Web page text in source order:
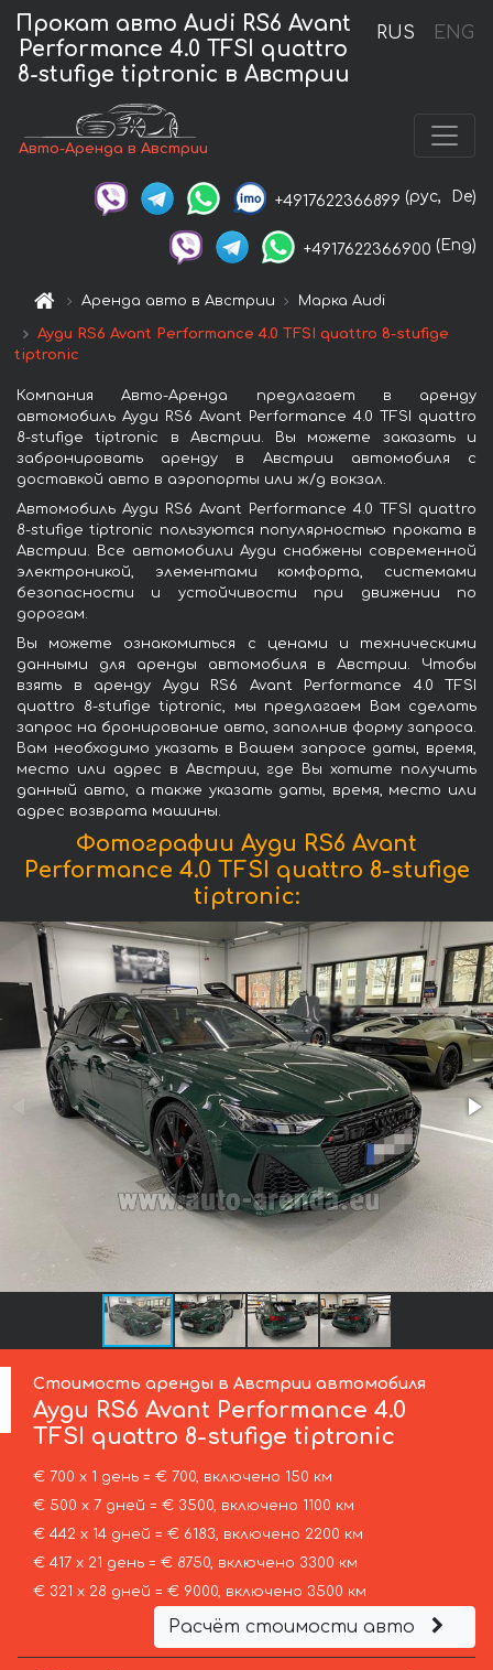
RUS ENG
Прокат авто Audi RS6 Avant
Performance 4.0 TFSI quattro
8-stufige tiptronic в Австрии
Авто-Аренда в Австрии
+4917622366899 (рус, De)
+4917622366900 (Eng)
Аренда авто в Австрии Марка Audi
Ауди RS6 Avant Performance 4.0 TFSI quattro 8-stufige
tiptronic
Компания Авто-Аренда предлагает в аренду
автомобиль Ауди RS6 Avant Performance 4.0 TFSI quattro
8-stufige tiptronic в Австрии. Вы можете заказать и
забронировать аренду в Австрии автомобиля с
доставкой авто в аэропорты или ж/д вокзал.
Автомобиль Ауди RS6 Avant Performance 4.0 TFSI quattro
8-stufige tiptronic пользуются популярностью проката в
Австрии. Все автомобили Ауди снабжены современной
электроникой, элементами комфорта, системами
безопасности и устойчивости при движении по
дорогам.
Вы можете ознакомиться с ценами и техническими
данными для аренды автомобиля в Австрии. Чтобы
взять в аренду Ауди RS6 Avant Performance 4.0 TFSI
quattro 8-stufige tiptronic, мы предлагаем Вам сделать
запрос на бронирование авто, заполнив форму запроса.
Вам необходимо указать в Вашем запросе даты, время,
место или адрес в Австрии, где Вы хотите получить
данный авто, а также указать даты, время, место или
адрес возврата машины.
Фотографии Ауди RS6 Avant
Performance 4.0 TFSI quattro 8-stufige
tiptronic:
Стоимость аренды в Австрии автомобиля
Ауди RS6 Avant Performance 4.0
TFSI quattro 8-stufige tiptronic
€ 700 х 1 день = € 700, включено 150 км
€ 500 х 7 дней = € 3500, включено 1100 км
€ 442 х 14 дней = € 6183, включено 2200 км
€ 417 х 21 день = € 8750, включено 3300 км
€ 321 х 28 дней = € 9000, включено 3500 км
Расчёт стоимости авто